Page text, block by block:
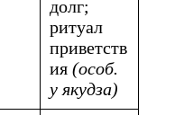
долг;
ритуал
приветств
ия (особ.
у якудза)